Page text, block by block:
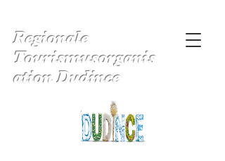
Regionale
Tourismusorganis
ation Dudince